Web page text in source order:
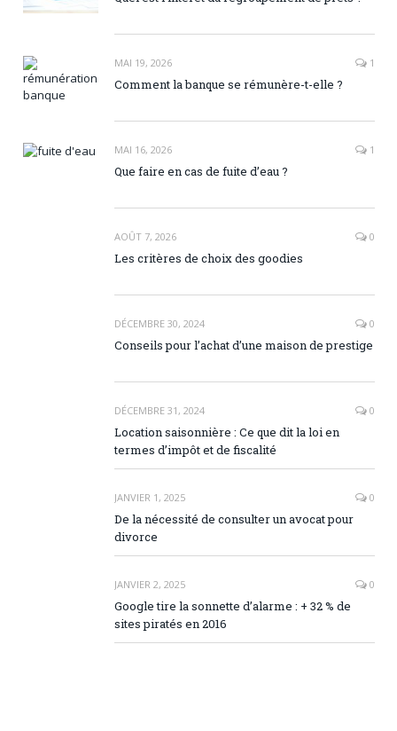
MAI 19, 2026 1
Comment la banque se rémunère-t-elle ?
MAI 16, 2026 1
Que faire en cas de fuite d’eau ?
AOÛT 7, 2026 0
Les critères de choix des goodies
DÉCEMBRE 30, 2024 0
Conseils pour l’achat d’une maison de prestige
DÉCEMBRE 31, 2024 0
Location saisonnière : Ce que dit la loi en
termes d’impôt et de fiscalité
JANVIER 1, 2025 0
De la nécessité de consulter un avocat pour
divorce
JANVIER 2, 2025 0
Google tire la sonnette d’alarme : + 32 % de
sites piratés en 2016